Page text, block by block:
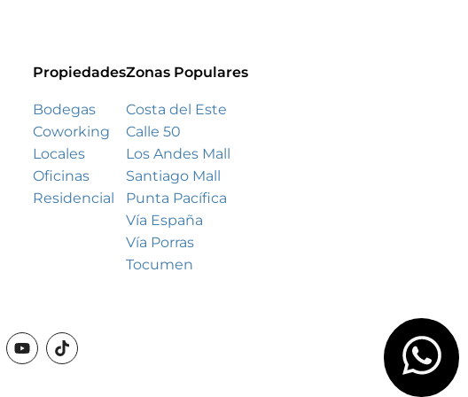
Propiedades
Bodegas
Coworking
Locales
Oficinas
Residencial
Zonas Populares
Costa del Este
Calle 50
Los Andes Mall
Santiago Mall
Punta Pacífica
Vía España
Vía Porras
Tocumen